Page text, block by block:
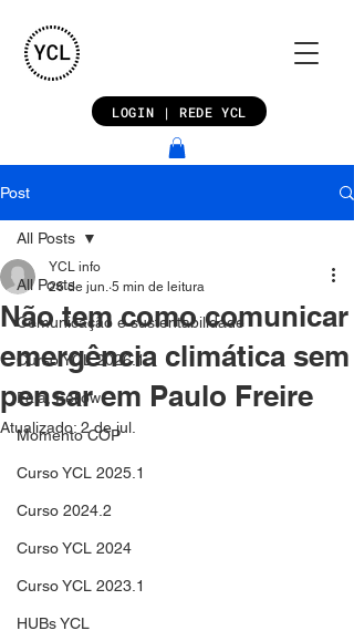
LOGIN | REDE YCL
Post
All Posts
Comunicação e sustentabilidade
Curso YCL 2026.1
Fala, Fellow
Momento COP
Curso YCL 2025.1
Curso 2024.2
Curso YCL 2024
Curso YCL 2023.1
HUBs YCL
All Posts
Não tem como comunicar
emergência climática sem
pensar em Paulo Freire
YCL info
26 de jun. 5 min de leitura
Atualizado: 2 de jul.